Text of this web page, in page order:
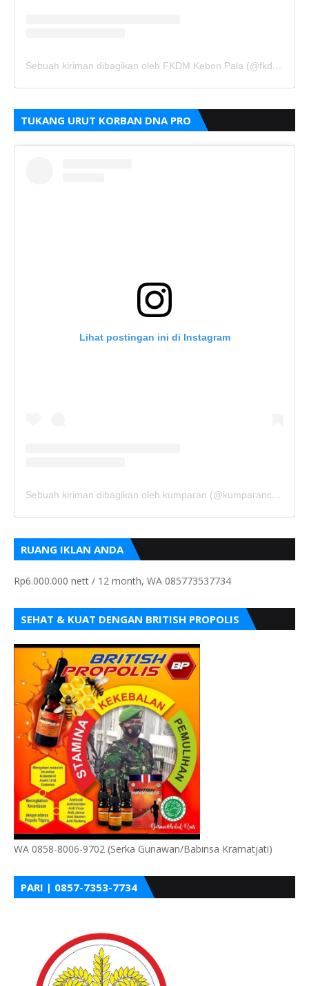
Sebuah kiriman dibagikan oleh FKDM Kebon Pala (@fkdm_kebonpala)
TUKANG URUT KORBAN DNA PRO
Lihat postingan ini di Instagram
Sebuah kiriman dibagikan oleh kumparan (@kumparancom)
RUANG IKLAN ANDA
Rp6.000.000 nett / 12 month, WA 085773537734
SEHAT & KUAT DENGAN BRITISH PROPOLIS
WA 0858-8006-9702 (Serka Gunawan/Babinsa Kramatjati)
PARI | 0857-7353-7734